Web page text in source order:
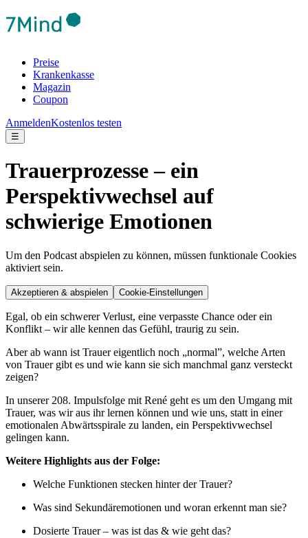
Preise
Krankenkasse
Magazin
Coupon
AnmeldenKostenlos testen
☰
Trauerprozesse – ein
Perspektivwechsel auf
schwierige Emotionen
Um den Podcast abspielen zu können, müssen funktionale Cookies
aktiviert sein.
Akzeptieren & abspielen Cookie-Einstellungen
Egal, ob ein schwerer Verlust, eine verpasste Chance oder ein
Konflikt – wir alle kennen das Gefühl, traurig zu sein.
Aber ab wann ist Trauer eigentlich noch „normal”, welche Arten
von Trauer gibt es und wie kann sie sich manchmal ganz versteckt
zeigen?
In unserer 208. Impulsfolge mit René geht es um den Umgang mit
Trauer, was wir aus ihr lernen können und wie uns, statt in einer
emotionalen Abwärtsspirale zu landen, ein Perspektivwechsel
gelingen kann.
Weitere Highlights aus der Folge:
Welche Funktionen stecken hinter der Trauer?
Was sind Sekundäremotionen und woran erkennt man sie?
Dosierte Trauer – was ist das & wie geht das?